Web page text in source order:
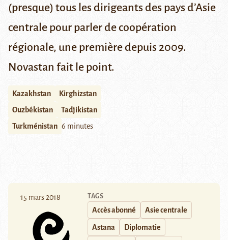
(presque) tous les dirigeants des pays d’Asie
centrale pour parler de coopération
régionale, une première depuis 2009.
Novastan fait le point.
Kazakhstan
Kirghizstan
Ouzbékistan
Tadjikistan
Turkménistan 6 minutes
15 mars 2018 TAGS
Accès abonné Asie centrale
Astana Diplomatie